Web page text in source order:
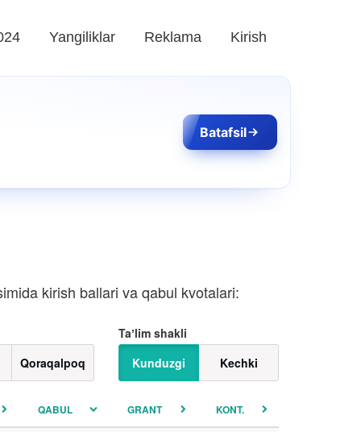
Yangiliklar Reklama Kirish
Batafsil
kirish ballari va qabul kvotalari:
Taʼlim shakli
Kunduzgi
Kechki
Qoraqalpoq
QABUL GRANT KONT.